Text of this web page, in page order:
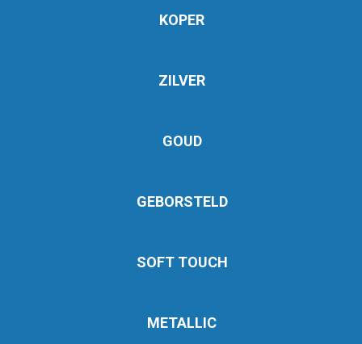
KOPER
ZILVER
GOUD
GEBORSTELD
SOFT TOUCH
METALLIC